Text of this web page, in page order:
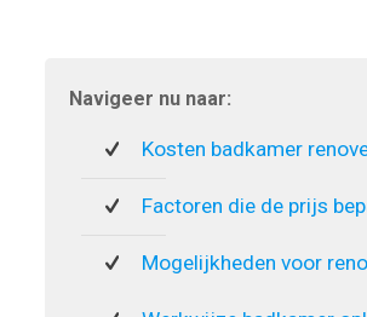
Navigeer nu naar:
Kosten badkamer
Factoren die de prijs
Mogelijkheden voor